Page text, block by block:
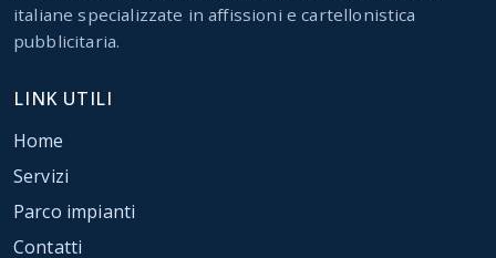
italiane specializzate in affissioni e cartellonistica
pubblicitaria.
LINK UTILI
Home
Servizi
Parco impianti
Contatti